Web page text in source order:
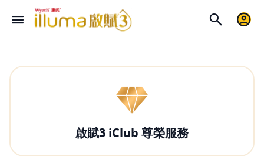
啟賦3 iClub 尊榮服務